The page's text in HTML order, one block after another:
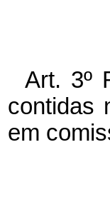
Art. 3º
contidas
em